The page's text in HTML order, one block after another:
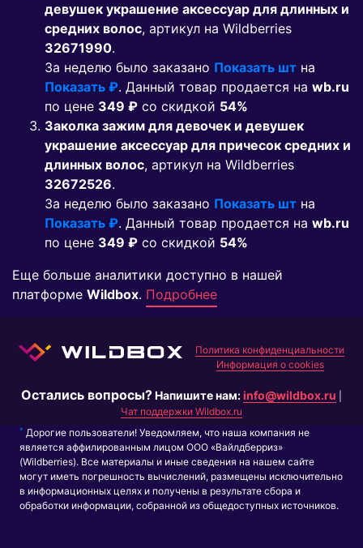
девушек украшение аксессуар для длинных и
средних волос, артикул на Wildberries
32671990.
За неделю было заказано Показать шт на
Показать ₽. Данный товар продается на wb.ru
по цене 349 ₽ co скидкой 54%
Заколка зажим для девочек и девушек
украшение аксессуар для причесок средних и
длинных волос, артикул на Wildberries
32672526.
За неделю было заказано Показать шт на
Показать ₽. Данный товар продается на wb.ru
по цене 349 ₽ co скидкой 54%
Еще больше аналитики доступно в нашей
платформе Wildbox. Подробнее
Политика конфиденциальности
Информация о cookies
Остались вопросы?Напишите нам:info@wildbox.ru
Чат поддержки Wildbox.ru
* Дорогие пользователи! Уведомляем, что наша компания не
является аффилированным лицом ООО «Вайлдберриз»
(Wildberries). Все материалы и иные сведения на нашем сайте
могут иметь погрешность вычислений, размещены исключительно
в информационных целях и получены в результате сбора и
обработки информации, собранной из общедоступных источников.